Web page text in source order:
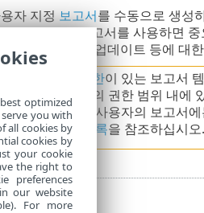
자 지정보고서를 수동으로 생성
미리 정의된 보고서를 사용하면
, 검역소, 필요한 업데이트 등에 대
권한이 있는 보고서
해당 사용자의 권한 범위 내
하더라도 각 사용자의 보고서
용은권한 목록을 참조하십시오.
optimized
you with
all cookies by
cookies by
your cookie
the right to
preferences
our website
For more